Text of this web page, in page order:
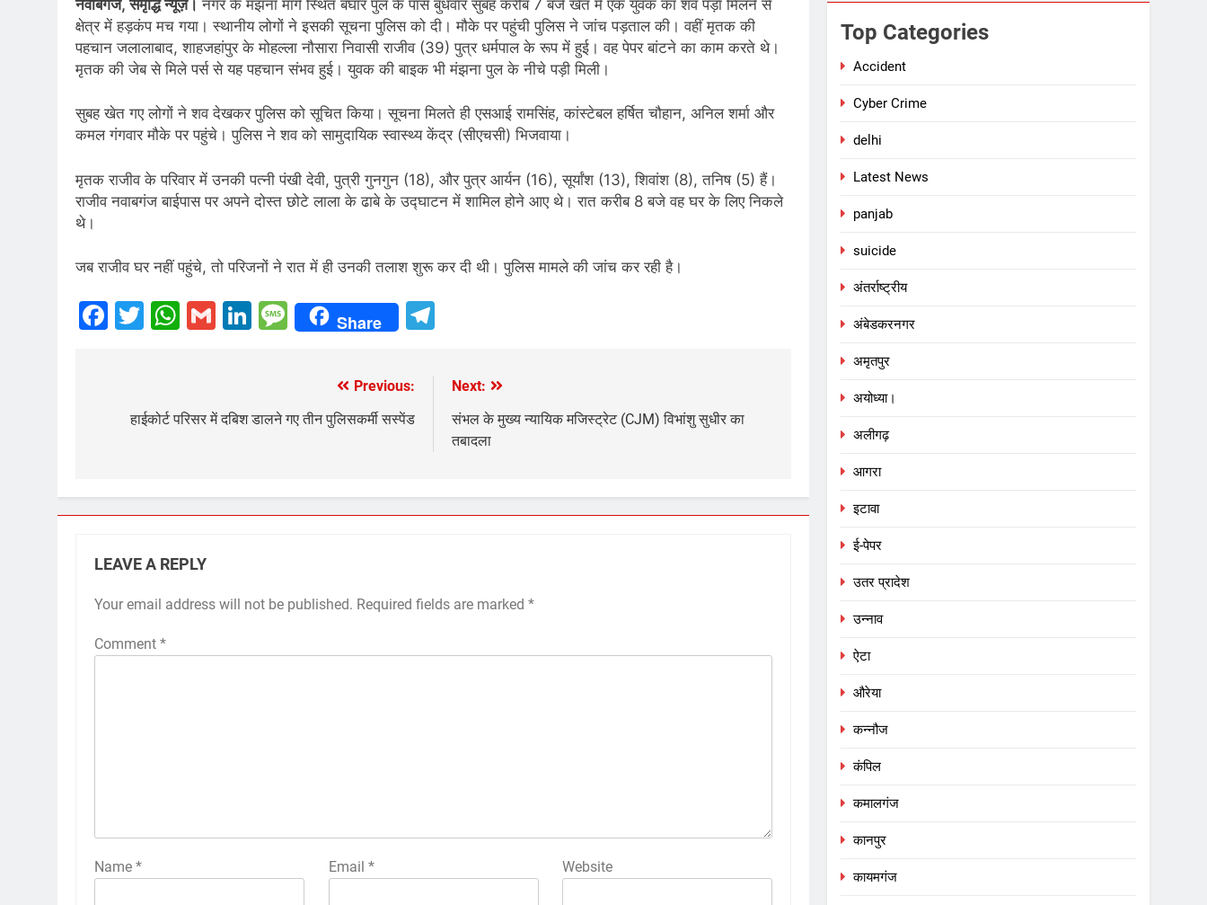
नवाबगज, समृद्धि न्यूज़। नगर के मझना मार्ग स्थित बघार पुल के पास बुधवार सुबह करीब 7 बजे खेत में एक युवक का शव पड़ा मिलने से
क्षेत्र में हड़कंप मच गया। स्थानीय लोगों ने इसकी सूचना पुलिस को दी। मौके पर पहुंची पुलिस ने जांच पड़ताल की। वहीं मृतक की
पहचान जलालाबाद, शाहजहांपुर के मोहल्ला नौसारा निवासी राजीव (39) पुत्र धर्मपाल के रूप में हुई। वह पेपर बांटने का काम करते थे।
मृतक की जेब से मिले पर्स से यह पहचान संभव हुई। युवक की बाइक भी मंझना पुल के नीचे पड़ी मिली।
सुबह खेत गए लोगों ने शव देखकर पुलिस को सूचित किया। सूचना मिलते ही एसआई रामसिंह, कांस्टेबल हर्षित चौहान, अनिल शर्मा और
कमल गंगवार मौके पर पहुंचे। पुलिस ने शव को सामुदायिक स्वास्थ्य केंद्र (सीएचसी) भिजवाया।
मृतक राजीव के परिवार में उनकी पत्नी पंखी देवी, पुत्री गुनगुन (18), और पुत्र आर्यन (16), सूर्यांश (13), शिवांश (8), तनिष (5) हैं।
राजीव नवाबगंज बाईपास पर अपने दोस्त छोटे लाला के ढाबे के उद्घाटन में शामिल होने आए थे। रात करीब 8 बजे वह घर के लिए निकले
थे।
जब राजीव घर नहीं पहुंचे, तो परिजनों ने रात में ही उनकी तलाश शुरू कर दी थी। पुलिस मामले की जांच कर रही है।
Facebook
Twitter
WhatsApp
GmailLinkedIn
Message
Share
navigation
Previous:
हाईकोर्ट परिसर में दबिश डालने गए तीन पुलिसकर्मी सस्पेंड
Next:
संभल के मुख्य न्यायिक मजिस्ट्रेट (CJM) विभांशु सुधीर का
तबादला
LEAVE A REPLY
Your email address will not be published. Required fields are marked *
Comment *
Name * Email * Website
Top Categories
Accident
Cyber Crime
delhi
Latest News
panjab
suicide
अंतर्राष्ट्रीय
अंबेडकरनगर
अमृतपुर
अयोध्या।
अलीगढ़
आगरा
इटावा
ई-पेपर
उतर प्रादेश
उन्नाव
ऐटा
औरेया
कन्नौज
कंपिल
कमालगंज
कानपुर
कायमगंज